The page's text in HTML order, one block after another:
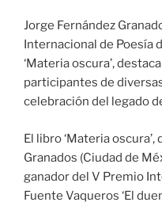
Jorge Fernández
Internacional de Poesía
‘Materia oscura’,
participantes de
celebración del legado
El libro ‘Materia
Granados (Ciudad de
ganador del V Premio
Fuente Vaqueros ‘El